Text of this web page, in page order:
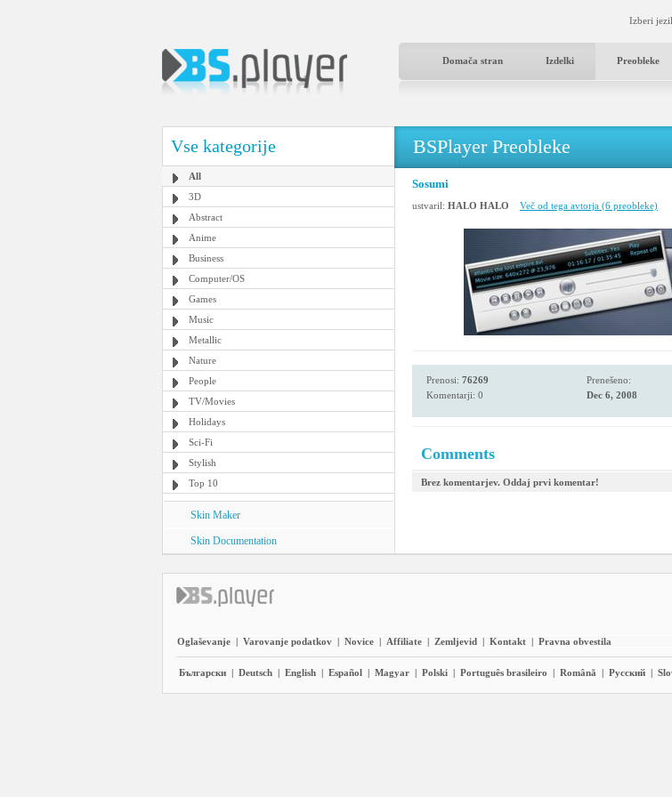
Izberi
Domača stran Izdelki Preobleke
Vse kategorije
All
3D
Abstract
Anime
Business
Computer/OS
Games
Music
Metallic
Nature
People
TV/Movies
Holidays
Sci-Fi
Stylish
Top 10
Skin Maker
Skin Documentation
BSPlayer Preobleke
Sosumi
ustvaril: HALO HALO Več od tega avtorja (6 preobleke)
Prenosi: 76269
Komentarji: 0
Prenešeno:
Dec 6, 2008
Comments
Brez komentarjev. Oddaj prvi komentar!
Oglaševanje | Varovanje podatkov | Novice | Affiliate | Zemljevid | Kontakt | Pravna obvestila
Български | Deutsch | English | Español | Magyar | Polski | Português brasileiro | Română | Pyccĸий |